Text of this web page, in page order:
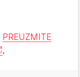
PREUZMITE
.